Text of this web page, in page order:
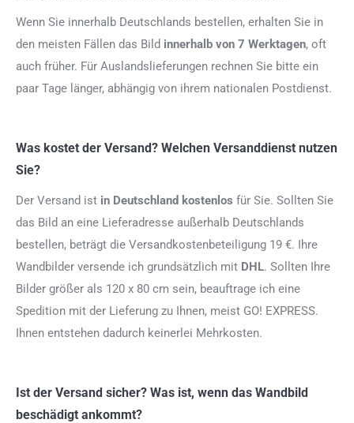
Wenn Sie innerhalb Deutschlands bestellen, erhalten Sie in
den meisten Fällen das Bild innerhalb von 7 Werktagen, oft
auch früher. Für Auslandslieferungen rechnen Sie bitte ein
paar Tage länger, abhängig von ihrem nationalen Postdienst.
Was kostet der Versand? Welchen Versanddienst nutzen
Sie?
Der Versand ist in Deutschland kostenlos für Sie. Sollten Sie
das Bild an eine Lieferadresse außerhalb Deutschlands
bestellen, beträgt die Versandkostenbeteiligung 19 €. Ihre
Wandbilder versende ich grundsätzlich mit DHL. Sollten Ihre
Bilder größer als 120 x 80 cm sein, beauftrage ich eine
Spedition mit der Lieferung zu Ihnen, meist GO! EXPRESS.
Ihnen entstehen dadurch keinerlei Mehrkosten.
Ist der Versand sicher? Was ist, wenn das Wandbild
beschädigt ankommt?